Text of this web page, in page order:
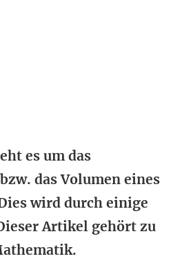
es um das
das Volumen eines
wird durch einige
Artikel gehört zu